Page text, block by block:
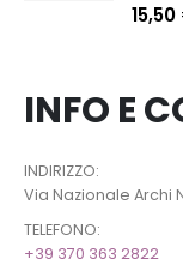
15,50
INFO E
INDIRIZZO:
Via Nazionale Archi
TELEFONO:
+39 370 363 2822